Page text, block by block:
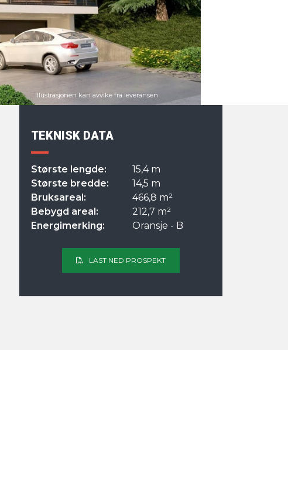
TEKNISK DATA
Største lengde:
15,4 m
Største bredde:
14,5 m
Bruksareal:
466,8 m²
Bebygd areal:
212,7 m²
Energimerking:
Oransje - B
LAST NED PROSPEKT